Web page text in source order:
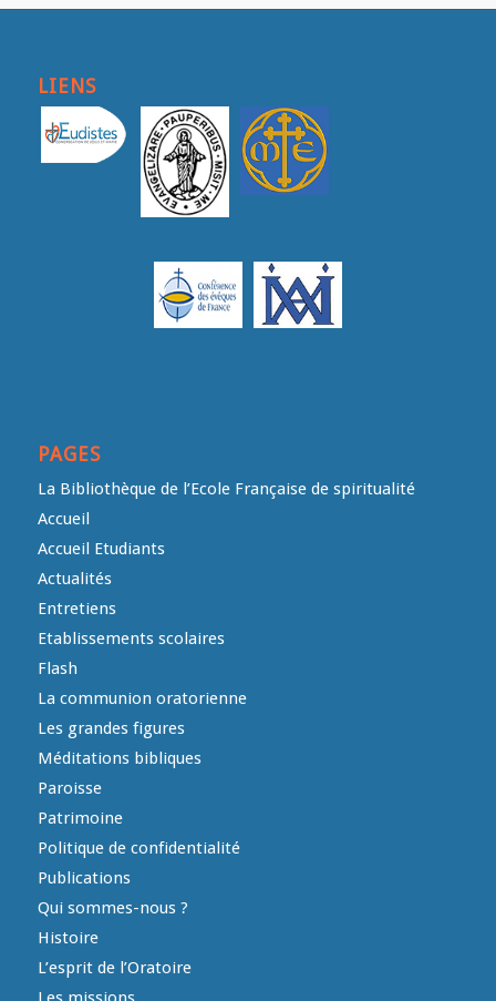
LIENS
PAGES
La Bibliothèque de l’Ecole Française de spiritualité
Accueil
Accueil Etudiants
Actualités
Entretiens
Etablissements scolaires
Flash
La communion oratorienne
Les grandes figures
Méditations bibliques
Paroisse
Patrimoine
Politique de confidentialité
Publications
Qui sommes-nous ?
Histoire
L’esprit de l’Oratoire